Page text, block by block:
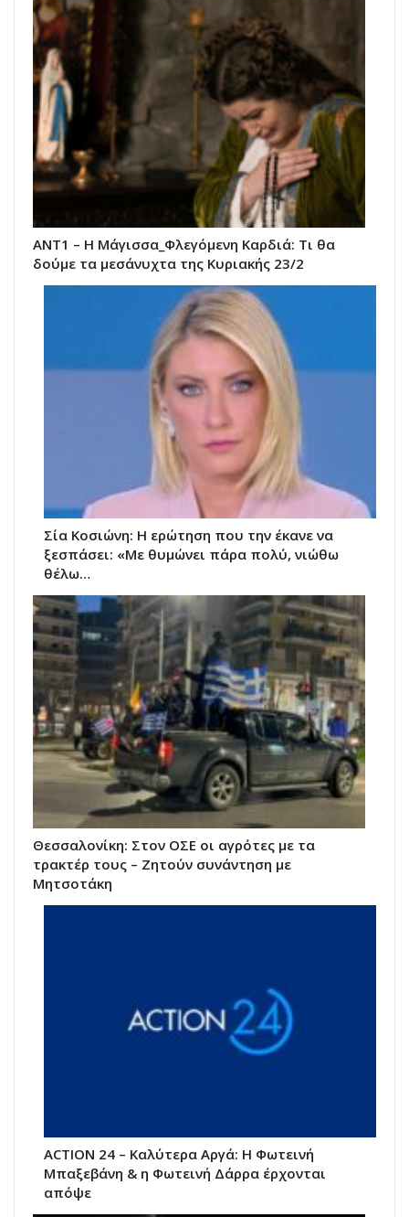
ΑΝΤ1 – Η Μάγισσα_Φλεγόμενη Καρδιά: Τι θα
δούμε τα μεσάνυχτα της Κυριακής 23/2
Σία Κοσιώνη: Η ερώτηση που την έκανε να
ξεσπάσει: «Με θυμώνει πάρα πολύ, νιώθω
θέλω…
Θεσσαλονίκη: Στον ΟΣΕ οι αγρότες με τα
τρακτέρ τους – Ζητούν συνάντηση με
Μητσοτάκη
ACTION 24 – Καλύτερα Αργά: Η Φωτεινή
Μπαξεβάνη & η Φωτεινή Δάρρα έρχονται
απόψε